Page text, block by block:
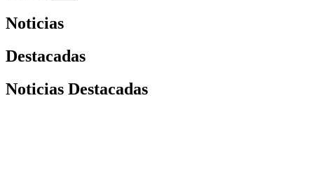
Noticias
Destacadas
Noticias Destacadas